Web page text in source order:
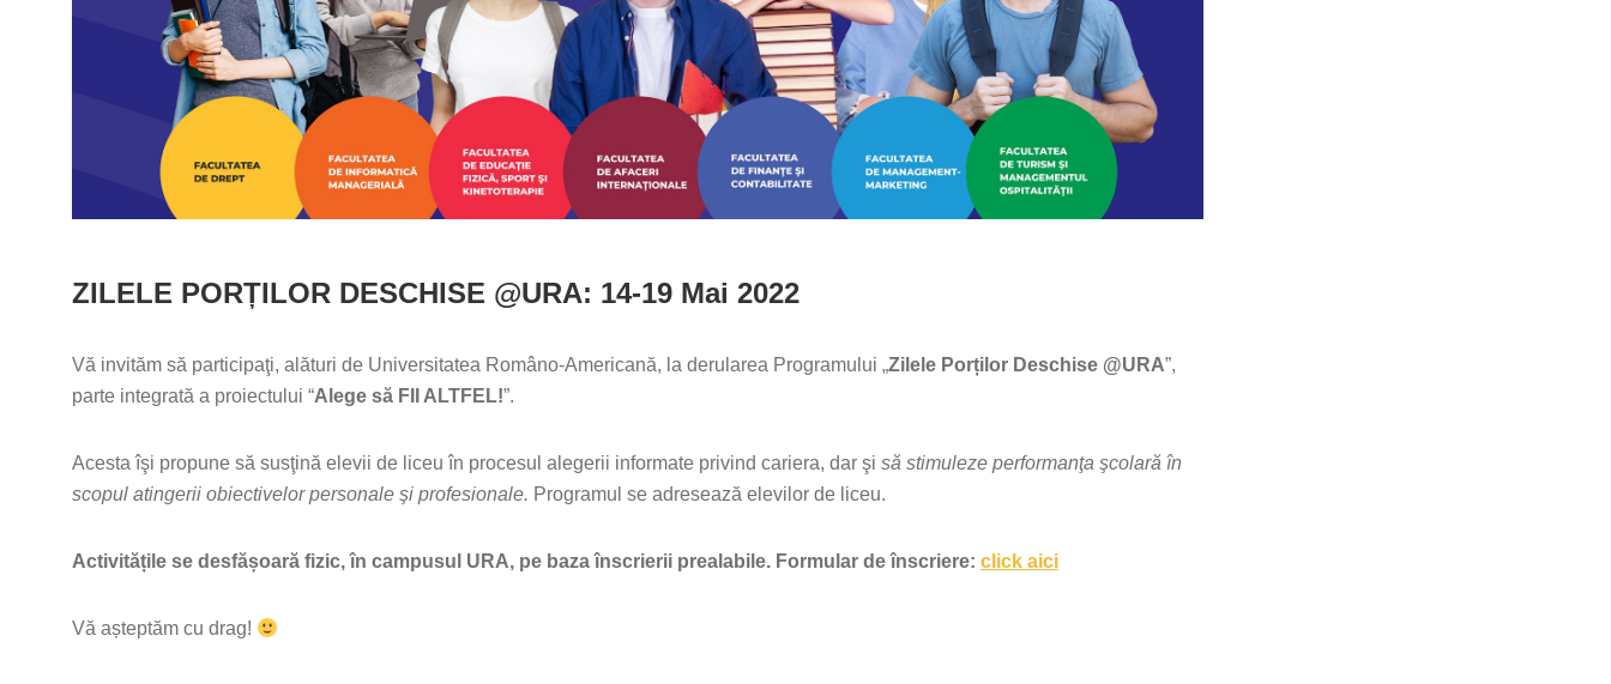
ZILELE PORȚILOR DESCHISE @URA: 14-19 Mai 2022
Vă invităm să participaţi, alături de Universitatea Româno-Americană, la derularea Programului „Zilele Porților Deschise @URA”,
parte integrată a proiectului “Alege să FII ALTFEL!”.
Acesta îşi propune să susţină elevii de liceu în procesul alegerii informate privind cariera, dar şi să stimuleze performanţa şcolară în
scopul atingerii obiectivelor personale şi profesionale. Programul se adresează elevilor de liceu.
Activitățile se desfășoară fizic, în campusul URA, pe baza înscrierii prealabile. Formular de înscriere: click aici
Vă așteptăm cu drag!